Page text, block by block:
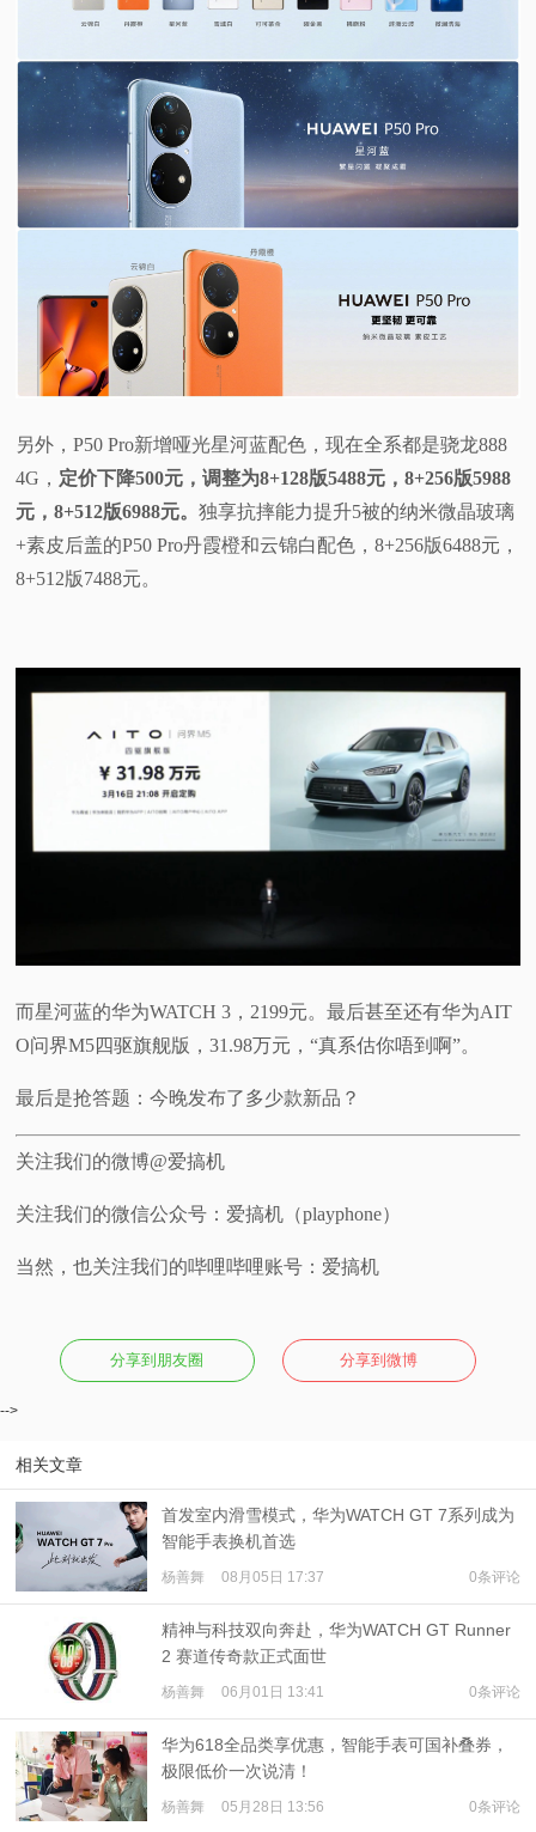
另外，P50 Pro新增哑光星河蓝配色，现在全系都是骁龙888
4G， 定价下降500元，调整为8+128版5488元，8+256版5988
元，8+512版6988元。独享抗摔能力提升5被的纳米微晶玻璃
+素皮后盖的P50 Pro丹霞橙和云锦白配色，8+256版6488元，
8+512版7488元。
而星河蓝的华为WATCH 3，2199元。最后甚至还有华为AIT
O问界M5四驱旗舰版，31.98万元，“真系估你唔到啊”。
最后是抢答题：今晚发布了多少款新品？
关注我们的微博@爱搞机
关注我们的微信公众号：爱搞机（playphone）
当然，也关注我们的哔哩哔哩账号：爱搞机
分享到朋友圈 分享到微博
-->
相关文章
首发室内滑雪模式，华为WATCH GT 7系列成为
智能手表换机首选
杨善舞 08月05日 17:37 0条评论
精神与科技双向奔赴，华为WATCH GT Runner
2 赛道传奇款正式面世
杨善舞 06月01日 13:41 0条评论
华为618全品类享优惠，智能手表可国补叠券，
极限低价一次说清！
杨善舞 05月28日 13:56 0条评论